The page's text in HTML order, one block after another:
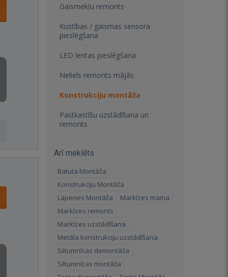
Gaismekļu remonts
Kustības / gaismas sensora
pieslēgšana
LED lentas pieslēgšana
Neliels remonts mājās
Konstrukciju montāža
Pastkastīšu uzstādīšana un
remonts
Arī meklēts
Batuta Montāža
Konstrukciju Montāža
Lapenes Montāža
Markīzes maiņa
Markīzes remonts
Markīzes uzstādīšana
Metāla konstrukciju uzstādīšana
Siltumnīcas demontāža
Siltumnīcas montāža